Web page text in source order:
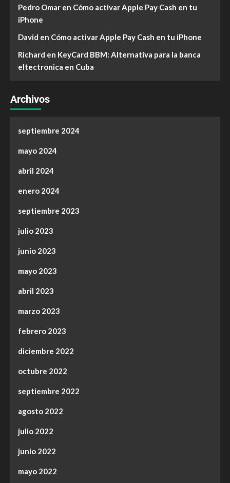
Pedro Omar en Cómo activar Apple Pay Cash en tu
iPhone
David en Cómo activar Apple Pay Cash en tu iPhone
Richard en KeyCard BBM: Alternativa para la banca
eltectronica en Cuba
Archivos
septiembre 2024
mayo 2024
abril 2024
enero 2024
septiembre 2023
julio 2023
junio 2023
mayo 2023
abril 2023
marzo 2023
febrero 2023
diciembre 2022
octubre 2022
septiembre 2022
agosto 2022
julio 2022
junio 2022
mayo 2022